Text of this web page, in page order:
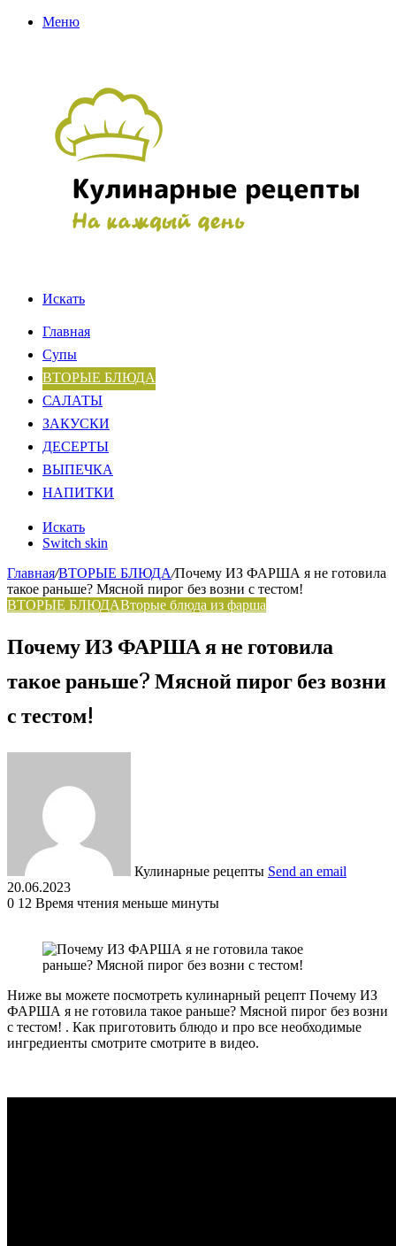
Меню
Искать
Главная
Супы
ВТОРЫЕ БЛЮДА
САЛАТЫ
ЗАКУСКИ
ДЕСЕРТЫ
ВЫПЕЧКА
НАПИТКИ
Искать
Switch skin
Главная/ВТОРЫЕ БЛЮДА/Почему ИЗ ФАРША я не готовила
такое раньше? Мясной пирог без возни с тестом!
ВТОРЫЕ БЛЮДАВторые блюда из фарша
Почему ИЗ ФАРША я не готовила
такое раньше? Мясной пирог без возни
с тестом!
Кулинарные рецепты Send an email
20.06.2023
0 12 Время чтения меньше минуты
Ниже вы можете посмотреть кулинарный рецепт Почему ИЗ
ФАРША я не готовила такое раньше? Мясной пирог без возни
с тестом! . Как приготовить блюдо и про все необходимые
ингредиенты смотрите смотрите в видео.